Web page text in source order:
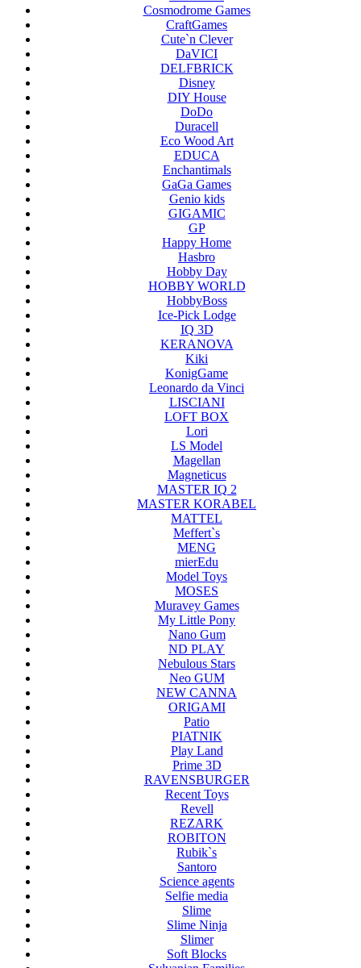
Cosmodrome Games
CraftGames
Cute`n Clever
DaVICI
DELFBRICK
Disney
DIY House
DoDo
Duracell
Eco Wood Art
EDUCA
Enchantimals
GaGa Games
Genio kids
GIGAMIC
GP
Happy Home
Hasbro
Hobby Day
HOBBY WORLD
HobbyBoss
Ice-Pick Lodge
IQ 3D
KERANOVA
Kiki
KonigGame
Leonardo da Vinci
LISCIANI
LOFT BOX
Lori
LS Model
Magellan
Magneticus
MASTER IQ 2
MASTER KORABEL
MATTEL
Meffert`s
MENG
mierEdu
Model Toys
MOSES
Muravey Games
My Little Pony
Nano Gum
ND PLAY
Nebulous Stars
Neo GUM
NEW CANNA
ORIGAMI
Patio
PIATNIK
Play Land
Prime 3D
RAVENSBURGER
Recent Toys
Revell
REZARK
ROBITON
Rubik`s
Santoro
Science agents
Selfie media
Slime
Slime Ninja
Slimer
Soft Blocks